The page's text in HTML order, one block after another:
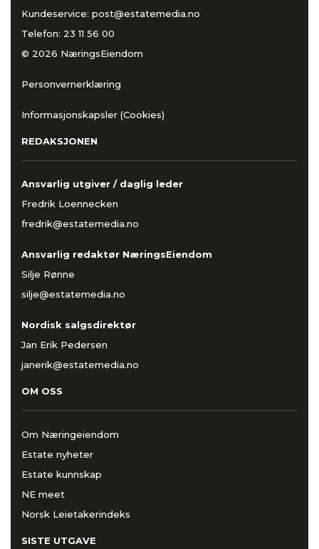
Kundeservice: post@estatemedia.no
Telefon: 23 11 56 00
© 2026 NæringsEiendom
Personvernerklæring
Informasjonskapsler (Cookies)
REDAKSJONEN
Ansvarlig utgiver / daglig leder
Fredrik Loennecken
fredrik@estatemedia.no
Ansvarlig redaktør NæringsEiendom
Silje Rønne
silje@estatemedia.no
Nordisk salgsdirektør
Jan Erik Pedersen
janerik@estatemedia.no
OM OSS
Om Næringeiendom
Estate nyheter
Estate kunnskap
NE meet
Norsk Leietakerindeks
SISTE UTGAVE